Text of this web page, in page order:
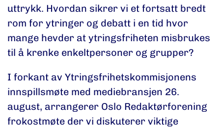
uttrykk. Hvordan sikrer vi et fortsatt bredt
rom for ytringer og debatt i en tid hvor
mange hevder at ytringsfriheten misbrukes
til å krenke enkeltpersoner og grupper?
I forkant av Ytringsfrihetskommisjonens
innspillsmøte med mediebransjen 26.
august, arrangerer Oslo Redaktørforening
frokostmøte der vi diskuterer viktige